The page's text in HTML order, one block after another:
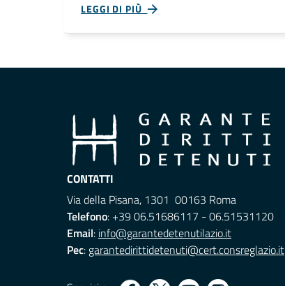
LEGGI DI PIÙ
CONTATTI
Via della Pisana, 1301 00163 Roma
Telefono: +39 06.51686117 - 06.51531120
Email: info@garantedetenutilazio.it
Pec: garantedirittidetenuti@cert.consreglazio.it